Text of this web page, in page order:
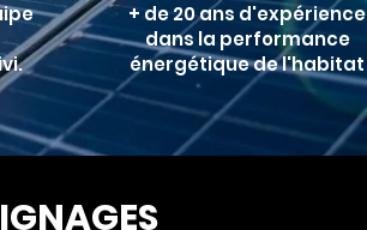
+ de 20 ans d'expérience
dans la performance
énergétique de l'habitat